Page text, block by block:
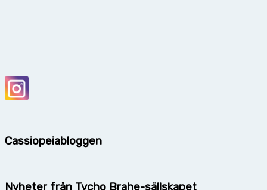
Cassiopeiabloggen
Nyheter från Tycho Brahe-sällskapet